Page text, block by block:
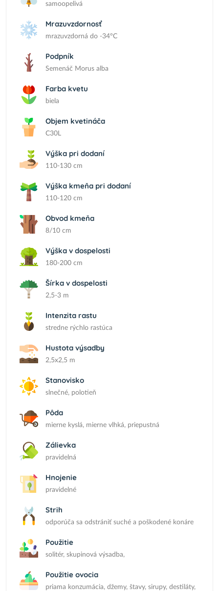
samoopelivá
Mrazuvzdornosť
mrazuvzdorná do -34°C
Podpník
Semenáč Morus alba
Farba kvetu
biela
Objem kvetináča
C30L
Výška pri dodaní
110-130 cm
Výška kmeňa pri dodaní
110-120 cm
Obvod kmeňa
8/10 cm
Výška v dospelosti
180-200 cm
Šírka v dospelosti
2,5-3 m
Intenzita rastu
stredne rýchlo rastúca
Hustota výsadby
2,5x2,5 m
Stanovisko
slnečné, polotieň
Pôda
mierne kyslá, mierne vlhká, priepustná
Zálievka
pravidelná
Hnojenie
pravidelné
Strih
odporúča sa odstrániť suché a poškodené konáre
Použitie
solitér, skupinová výsadba,
Použitie ovocia
priama konzumácia, džemy, štavy, sirupy, destiláty,